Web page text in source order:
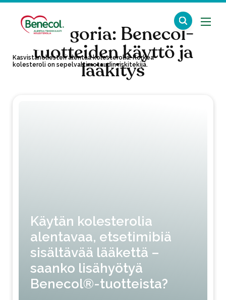
Kasvistanoliesteri alentaa kolesterolia. Korkea
kolesteroli on sepelvaltimotaudin riskitekijä.
Kategoria: Benecol-
tuotteiden käyttö ja
lääkitys
Käytän kolesterolia
alentavaa, etsetimibiä
sisältävää lääkettä –
saanko lisähyötyä
Benecol®-tuotteista?